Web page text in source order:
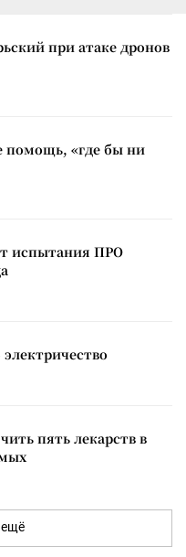
при атаке дронов
помощь, «где бы ни
испытания ПРО
пять лекарств в